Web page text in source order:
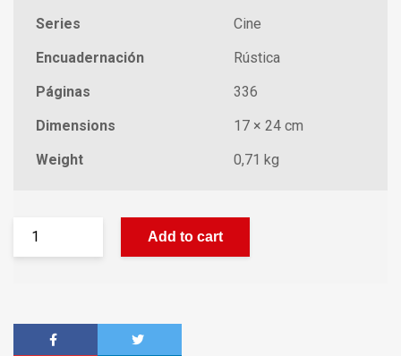
Series
Cine
Encuadernación
Rústica
Páginas
336
Dimensions
17 × 24 cm
Weight
0,71 kg
Add to cart